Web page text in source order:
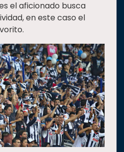
el aficionado busca
en este caso el